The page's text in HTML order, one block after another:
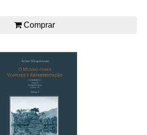
Comprar